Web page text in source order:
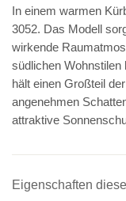
In einem warmen
3052. Das Modell
wirkende
südlichen
hält einen Großteil
angenehmen
attraktive
Eigenschaften